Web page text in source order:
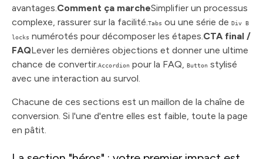
avantages.Comment ça marcheSimplifier un processus
complexe, rassurer sur la facilité.Tabs ou une série de Div B
locks numérotés pour décomposer les étapes.CTA final /
FAQLever les dernières objections et donner une ultime
chance de convertir.Accordion pour la FAQ, Button stylisé
avec une interaction au survol.
Chacune de ces sections est un maillon de la chaîne de
conversion. Si l'une d'entre elles est faible, toute la page
en pâtit.